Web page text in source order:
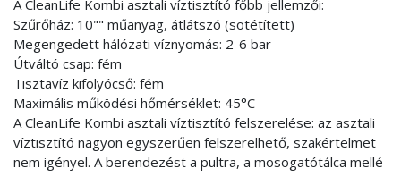
A CleanLife Kombi asztali víztisztító főbb jellemzői:
Szűrőház: 10"" műanyag, átlátszó (sötétített)
Megengedett hálózati víznyomás: 2-6 bar
Útváltó csap: fém
Tisztavíz kifolyócső: fém
Maximális működési hőmérséklet: 45°C
A CleanLife Kombi asztali víztisztító felszerelése: az asztali
víztisztító nagyon egyszerűen felszerelhető, szakértelmet
nem igényel. A berendezést a pultra, a mosogatótálca mellé